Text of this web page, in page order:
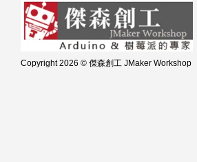
Copyright 2026 © 傑森創工 JMaker Workshop